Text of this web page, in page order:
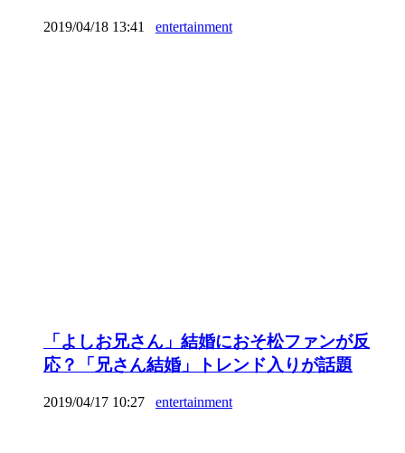
2019/04/18 13:41 entertainment
「よしお兄さん」結婚におそ松ファンが反
応？「兄さん結婚」トレンド入りが話題
2019/04/17 10:27 entertainment